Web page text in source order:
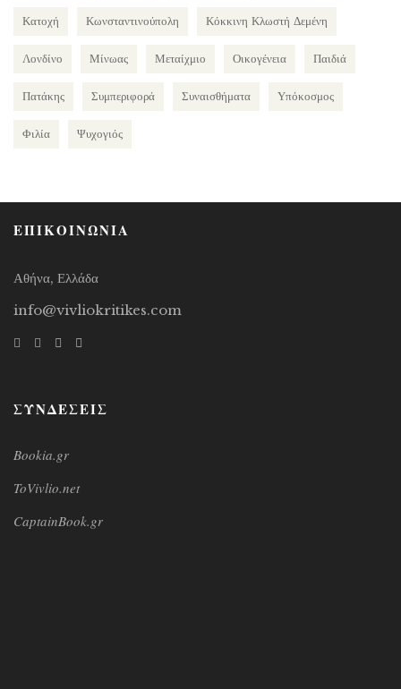
Κατοχή Κωνσταντινούπολη Κόκκινη Κλωστή Δεμένη
Λονδίνο Μίνωας Μεταίχμιο Οικογένεια Παιδιά
Πατάκης Συμπεριφορά Συναισθήματα Υπόκοσμος
Φιλία Ψυχογιός
ΕΠΙΚΟΙΝΩΝΙΑ
Αθήνα, Ελλάδα
info@vivliokritikes.com
ΣΥΝΔΕΣΕΙΣ
Bookia.gr
ToVivlio.net
CaptainBook.gr